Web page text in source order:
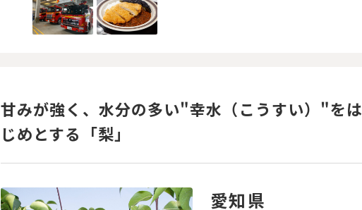
甘みが強く、水分の多い"幸水（こうすい）"をは
じめとする「梨」
愛知県